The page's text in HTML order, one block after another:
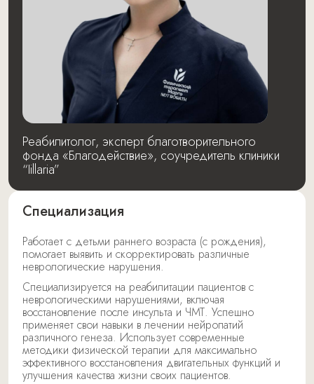
Реабилитолог, эксперт благотворительного
фонда «Благодействие», соучредитель клиники
“Iillaria”
Специализация
Работает с детьми раннего возраста (с рождения),
помогает выявить и скорректировать различные
неврологические нарушения.
Специализируется на реабилитации пациентов с
неврологическими нарушениями, включая
восстановление после инсульта и ЧМТ. Успешно
применяет свои навыки в лечении нейропатий
различного генеза. Использует современные
методики физической терапии для максимально
эффективного восстановления двигательных функций и
улучшения качества жизни своих пациентов.